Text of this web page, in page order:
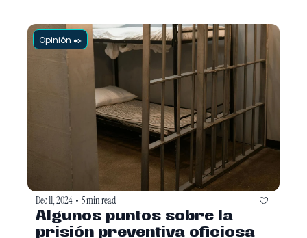
Opinión ✒️
Dec 11, 2024 • 5 min read
Algunos puntos sobre la
prisión preventiva oficiosa